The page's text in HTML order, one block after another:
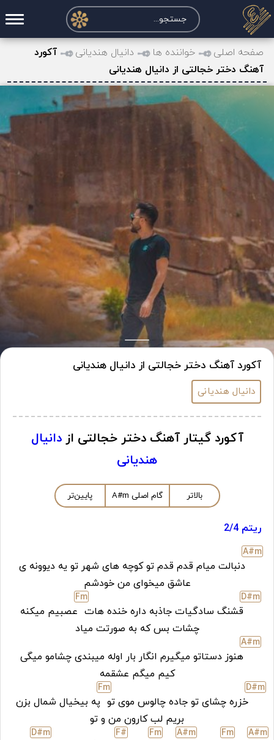
صفحه اصلی
درخواست آکورد
نت و تبلچر
تماس با ما
حساب کاربری
صفحه اصلی خواننده ها دانیال هندیانی
آکورد
آهنگ دختر خجالتی از دانیال هندیانی
آکورد آهنگ دختر خجالتی از دانیال هندیانی
دانیال هندیانی
آکورد گیتار آهنگ دختر خجالتی ازدانیال
هندیانی
بالاتر گام اصلی A#m پایین‌تر
ریتم 2/4
A#m
دنبالت میام قدم قدم تو کوچه های شهر تو یه دیوونه ی
عاشق میخوای من خودشم
D#m
قشنگ سادگیات جاذبه داره خنده هات
Fm
عصبیم میکنه
چشات بس که به صورتت میاد
A#m
هنوز دستاتو میگیرم انگار بار اوله میبندی چشامو میگی
کیم میگم عشقمه
D#m
خزره چشای تو جاده چالوس موی تو
Fm
په بیخیال شمال بزن
بریم لب کارون من و تو
A#m
Fm
A#m
Fm
F#
D#m